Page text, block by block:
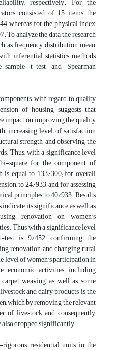
consisted of 15 items, the
whereas for the physical index,
To analyze the data, the research
as frequency distribution, mean,
inferential statistics methods
t-test, and Spearman
with regard to quality
of housing, suggests that
impact on improving the quality
increasing level of satisfaction
strength, and observing the
Thus, with a significance level
square for the component of
is equal to 133/300; for overall
to 24/933; and for assessing
principles, to 40/933. Results
its significance as well as
renovation on women's
Thus, with a significance level
is 9/452, confirming the
renovation and changing rural
level of women's participation in
activities, including
weaving as well as some
and dairy products, is the
which by removing the relevant
of livestock and, consequently,
also dropped significantly.
residential units in the